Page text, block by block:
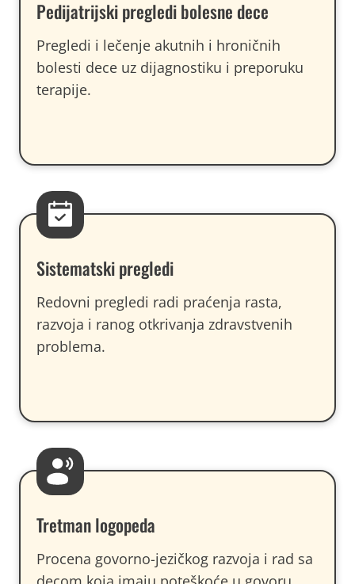
Pedijatrijski pregledi bolesne dece
Pregledi i lečenje akutnih i hroničnih
bolesti dece uz dijagnostiku i preporuku
terapije.
Sistematski pregledi
Redovni pregledi radi praćenja rasta,
razvoja i ranog otkrivanja zdravstvenih
problema.
Tretman logopeda
Procena govorno-jezičkog razvoja i rad sa